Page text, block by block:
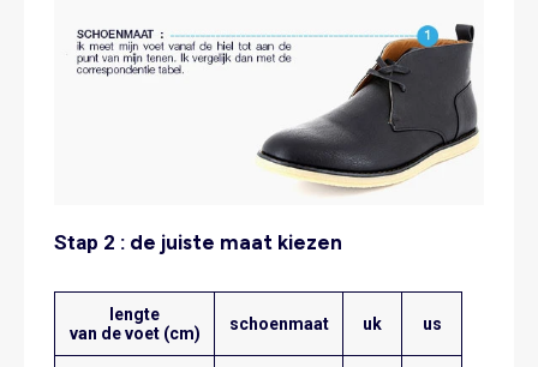
Stap 2 : de juiste maat kiezen
lengte
van de voet (cm)
schoenmaat uk us